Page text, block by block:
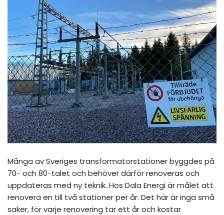
Många av Sveriges transformatorstationer byggdes på
70- och 80-talet och behöver därför renoveras och
uppdateras med ny teknik. Hos Dala Energi är målet att
renovera en till två stationer per år. Det här är inga små
saker, för varje renovering tar ett år och kostar